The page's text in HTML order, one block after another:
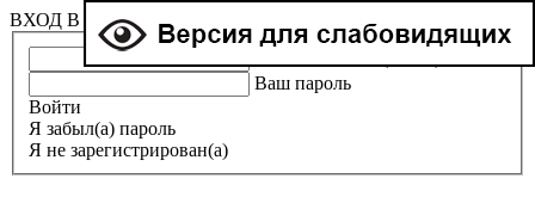
ВХОД В ЛИЧНЫЙ КАБИНЕТ
Ваш пароль
Войти
Я забыл(а) пароль
Я не зарегистрирован(а)